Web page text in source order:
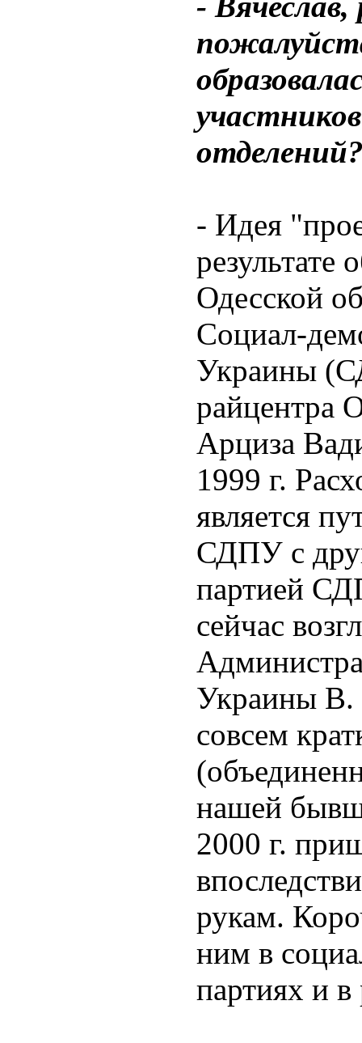
- Идея
результате
Одесской
Социал-
Украины
райцентра
Арциза
1999 г.
является
СДПУ с
партией
сейчас
Украины В.
совсем
нашей
2000 г.
рукам.
ним в
партиях и в